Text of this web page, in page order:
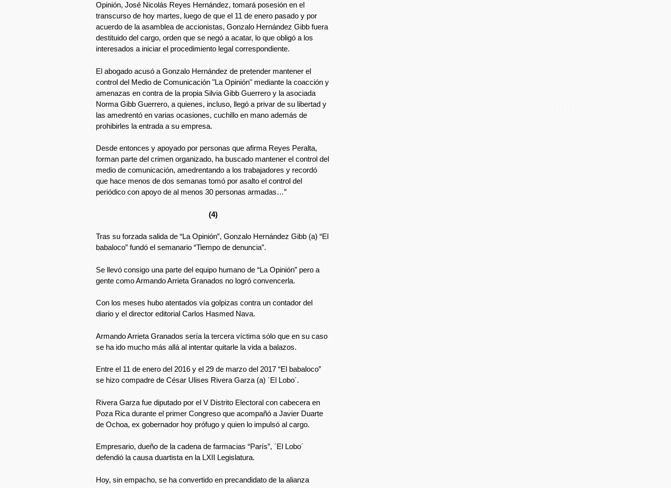
Opinión, José Nicolás Reyes Hernández, tomará posesión en el
transcurso de hoy martes, luego de que el 11 de enero pasado y por
acuerdo de la asamblea de accionistas, Gonzalo Hernández Gibb fuera
destituido del cargo, orden que se negó a acatar, lo que obligó a los
interesados a iniciar el procedimiento legal correspondiente.
El abogado acusó a Gonzalo Hernández de pretender mantener el
control del Medio de Comunicación "La Opinión" mediante la coacción y
amenazas en contra de la propia Silvia Gibb Guerrero y la asociada
Norma Gibb Guerrero, a quienes, incluso, llegó a privar de su libertad y
las amedrentó en varias ocasiones, cuchillo en mano además de
prohibirles la entrada a su empresa.
Desde entonces y apoyado por personas que afirma Reyes Peralta,
forman parte del crimen organizado, ha buscado mantener el control del
medio de comunicación, amedrentando a los trabajadores y recordó
que hace menos de dos semanas tomó por asalto el control del
periódico con apoyo de al menos 30 personas armadas…”
(4)
Tras su forzada salida de “La Opinión”, Gonzalo Hernández Gibb (a) “El
babaloco” fundó el semanario “Tiempo de denuncia”.
Se llevó consigo una parte del equipo humano de “La Opinión” pero a
gente como Armando Arrieta Granados no logró convencerla.
Con los meses hubo atentados vía golpizas contra un contador del
diario y el director editorial Carlos Hasmed Nava.
Armando Arrieta Granados sería la tercera víctima sólo que en su caso
se ha ido mucho más allá al intentar quitarle la vida a balazos.
Entre el 11 de enero del 2016 y el 29 de marzo del 2017 “El babaloco”
se hizo compadre de César Ulises Rivera Garza (a) ´El Lobo´.
Rivera Garza fue diputado por el V Distrito Electoral con cabecera en
Poza Rica durante el primer Congreso que acompañó a Javier Duarte
de Ochoa, ex gobernador hoy prófugo y quien lo impulsó al cargo.
Empresario, dueño de la cadena de farmacias “París”, ´El Lobo´
defendió la causa duartista en la LXII Legislatura.
Hoy, sin empacho, se ha convertido en precandidato de la alianza